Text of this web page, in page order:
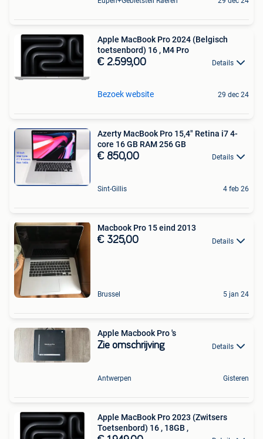
Apple MacBook Pro 2024 (Belgisch
toetsenbord) 16 , M4 Pro
€ 2.599,00 Details
Bezoek website 29 dec 24
Azerty MacBook Pro 15,4" Retina i7 4-
core 16 GB RAM 256 GB
€ 850,00 Details
Sint-Gillis 4 feb 26
Macbook Pro 15 eind 2013
€ 325,00 Details
Brussel 5 jan 24
Apple Macbook Pro 's
Zie omschrijving Details
Antwerpen Gisteren
Apple MacBook Pro 2023 (Zwitsers
Toetsenbord) 16 , 18GB ,